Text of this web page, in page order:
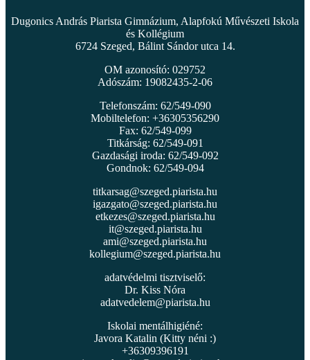
Dugonics András Piarista Gimnázium, Alapfokú Művészeti Iskola
és Kollégium
6724 Szeged, Bálint Sándor utca 14.
OM azonosító: 029752
Adószám: 19082435-2-06
Telefonszám: 62/549-090
Mobiltelefon: +36305356290
Fax: 62/549-099
Titkárság: 62/549-091
Gazdasági iroda: 62/549-092
Gondnok: 62/549-094
titkarsag@szeged.piarista.hu
igazgato@szeged.piarista.hu
etkezes@szeged.piarista.hu
it@szeged.piarista.hu
ami@szeged.piarista.hu
kollegium@szeged.piarista.hu
adatvédelmi tisztviselő:
Dr. Kiss Nóra
adatvedelem@piarista.hu
Iskolai mentálhigiéné:
Javora Katalin (Kitty néni :)
+36309396191